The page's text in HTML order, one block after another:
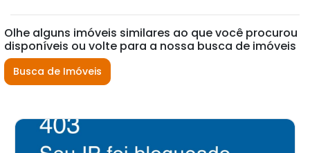
Olhe alguns imóveis similares ao que você procurou
disponíveis ou volte para a nossa busca de imóveis
Busca de Imóveis